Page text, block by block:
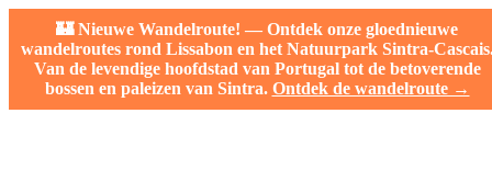
🏰 Nieuwe Wandelroute! — Ontdek onze gloednieuwe
wandelroutes rond Lissabon en het Natuurpark Sintra-
Van de levendige hoofdstad van Portugal tot de betoverende
bossen en paleizen van Sintra. Ontdek de wandelroute →